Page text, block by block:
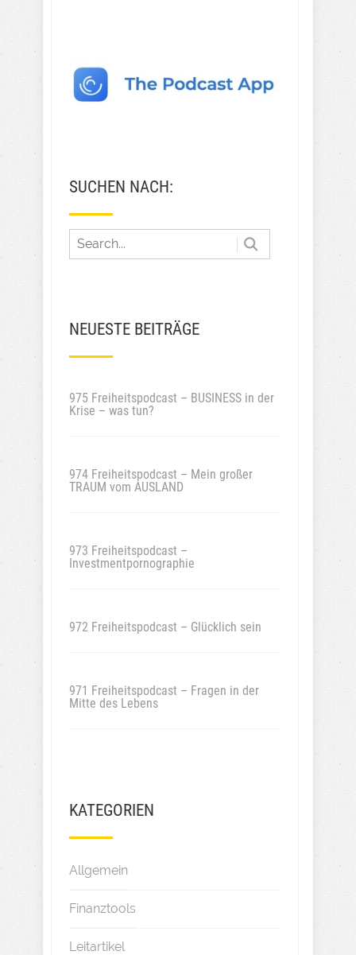
SUCHEN NACH:
NEUESTE BEITRÄGE
975 Freiheitspodcast – BUSINESS in der
Krise – was tun?
974 Freiheitspodcast – Mein großer
TRAUM vom AUSLAND
973 Freiheitspodcast –
Investmentpornographie
972 Freiheitspodcast – Glücklich sein
971 Freiheitspodcast – Fragen in der
Mitte des Lebens
KATEGORIEN
Allgemein
Finanztools
Leitartikel